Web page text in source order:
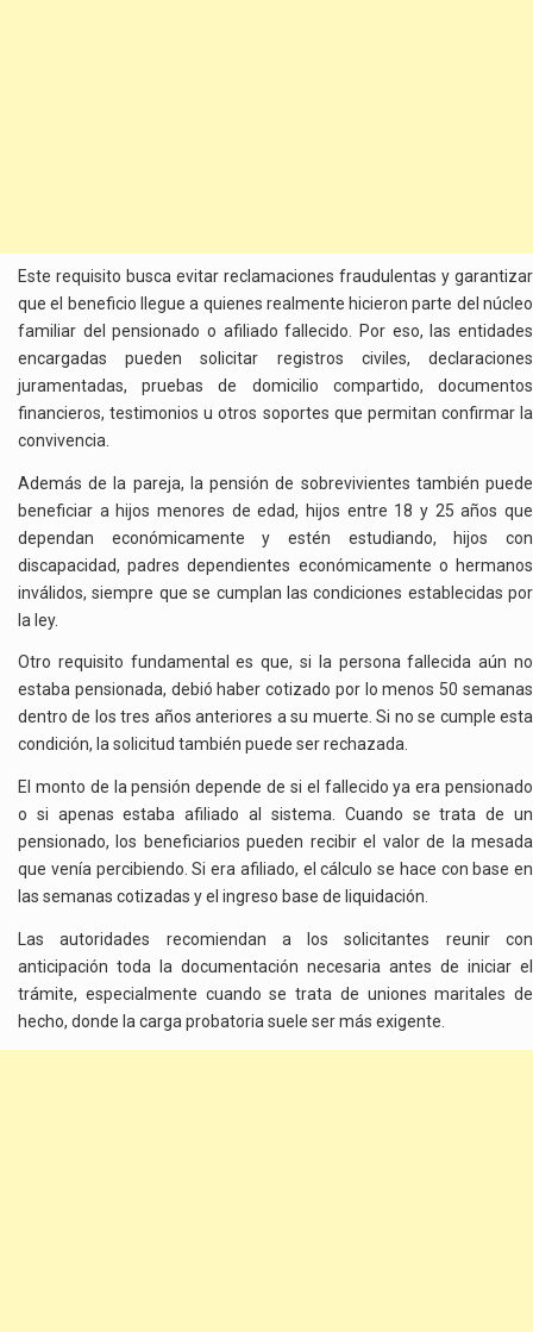
Este requisito busca evitar reclamaciones fraudulentas y garantizar
que el beneficio llegue a quienes realmente hicieron parte del núcleo
familiar del pensionado o afiliado fallecido. Por eso, las entidades
encargadas pueden solicitar registros civiles, declaraciones
juramentadas, pruebas de domicilio compartido, documentos
financieros, testimonios u otros soportes que permitan confirmar la
convivencia.
Además de la pareja, la pensión de sobrevivientes también puede
beneficiar a hijos menores de edad, hijos entre 18 y 25 años que
dependan económicamente y estén estudiando, hijos con
discapacidad, padres dependientes económicamente o hermanos
inválidos, siempre que se cumplan las condiciones establecidas por
la ley.
Otro requisito fundamental es que, si la persona fallecida aún no
estaba pensionada, debió haber cotizado por lo menos 50 semanas
dentro de los tres años anteriores a su muerte. Si no se cumple esta
condición, la solicitud también puede ser rechazada.
El monto de la pensión depende de si el fallecido ya era pensionado
o si apenas estaba afiliado al sistema. Cuando se trata de un
pensionado, los beneficiarios pueden recibir el valor de la mesada
que venía percibiendo. Si era afiliado, el cálculo se hace con base en
las semanas cotizadas y el ingreso base de liquidación.
Las autoridades recomiendan a los solicitantes reunir con
anticipación toda la documentación necesaria antes de iniciar el
trámite, especialmente cuando se trata de uniones maritales de
hecho, donde la carga probatoria suele ser más exigente.